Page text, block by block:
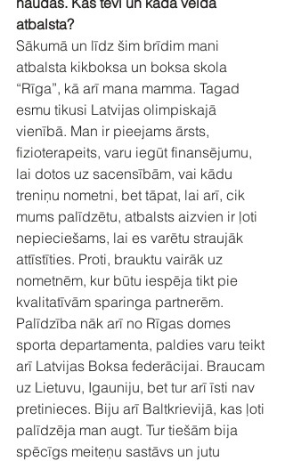
atbalsta?
Sākumā un līdz šim brīdim mani
atbalsta kikboksa un boksa skola
“Rīga”, kā arī mana mamma. Tagad
esmu tikusi Latvijas olimpiskajā
vienībā. Man ir pieejams ārsts,
fizioterapeits, varu iegūt finansējumu,
lai dotos uz sacensībām, vai kādu
treniņu nometni, bet tāpat, lai arī, cik
mums palīdzētu, atbalsts aizvien ir ļoti
nepieciešams, lai es varētu straujāk
attīstīties. Proti, brauktu vairāk uz
nometnēm, kur būtu iespēja tikt pie
kvalitatīvām sparinga partnerēm.
Palīdzība nāk arī no Rīgas domes
sporta departamenta, paldies varu teikt
arī Latvijas Boksa federācijai. Braucam
uz Lietuvu, Igauniju, bet tur arī īsti nav
pretinieces. Biju arī Baltkrievijā, kas ļoti
palīdzēja man augt. Tur tiešām bija
spēcīgs meiteņu sastāvs un jutu